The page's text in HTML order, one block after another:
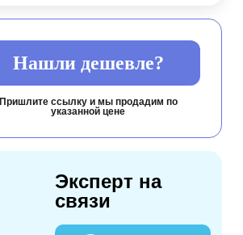
Нашли дешевле?
Пришлите ссылку и мы продадим по
указанной цене
Эксперт на
связи